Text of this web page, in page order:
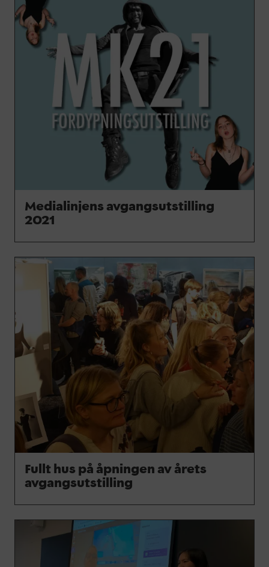
Medialinjens avgangsutstilling
2021
Fullt hus på åpningen av årets
avgangsutstilling